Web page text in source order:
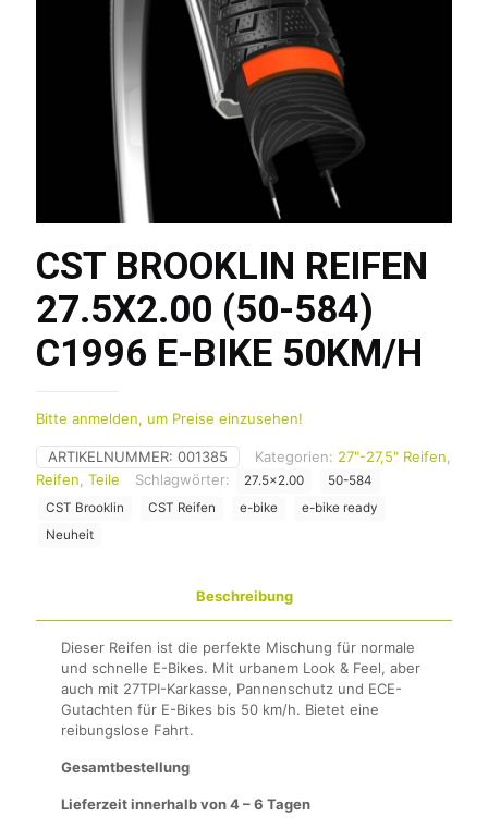
CST BROOKLIN REIFEN
27.5X2.00 (50-584)
C1996 E-BIKE 50KM/H
Bitte anmelden, um Preise einzusehen!
ARTIKELNUMMER: 001385 Kategorien: 27"-27,5" Reifen
Reifen Teile Schlagwörter: 27.5x2.00
50-584
CST Brooklin
CST Reifen e-bike
e-bike ready
Neuheit
Beschreibung
Dieser Reifen ist die perfekte Mischung für normale
und schnelle E-Bikes. Mit urbanem Look & Feel, aber
auch mit 27TPI-Karkasse, Pannenschutz und ECE-
Gutachten für E-Bikes bis 50 km/h. Bietet eine
reibungslose Fahrt.
Gesamtbestellung
Lieferzeit innerhalb von 4 – 6 Tagen